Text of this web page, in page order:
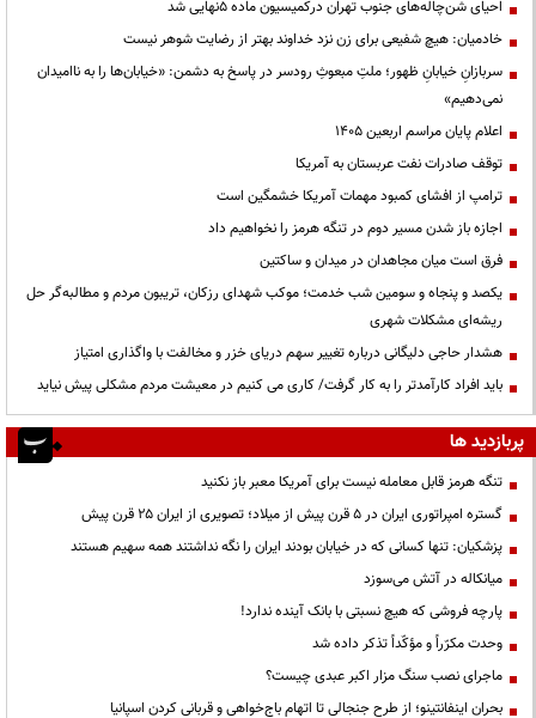
احیای شن‌چاله‌های جنوب تهران درکمیسیون ماده ۵نهایی شد
خادمیان: هیچ شفیعی برای زن نزد خداوند بهتر از رضایت شوهر نیست
سربازانِ خیابانِ ظهور؛ ملتِ مبعوثِ رودسر در پاسخ به دشمن: «خیابان‌ها را به ناامیدان
نمی‌دهیم»
اعلام پایان مراسم اربعین ۱۴۰۵
توقف صادرات نفت عربستان به آمریکا
ترامپ از افشای کمبود مهمات آمریکا خشمگین است
اجازه باز شدن مسیر دوم در تنگه هرمز را نخواهیم داد
فرق است میان مجاهدان در میدان و ساکتین
یکصد و پنجاه و سومین شب خدمت؛ موکب شهدای رزکان، تریبون مردم و مطالبه‌گر حل
ریشه‌ای مشکلات شهری
هشدار حاجی دلیگانی درباره تغییر سهم دریای خزر و مخالفت با واگذاری امتیاز
باید افراد کارآمدتر را به کار گرفت/ کاری می کنیم در معیشت مردم مشکلی پیش نیاید
پربازدید ها
تنگه هرمز قابل معامله نیست برای آمریکا معبر باز نکنید
گستره امپراتوری ایران در ۵ قرن پیش از میلاد؛ تصویری از ایران ۲۵ قرن پیش
پزشکیان: تنها کسانی که در خیابان بودند ایران را نگه نداشتند همه سهیم هستند
میانکاله در آتش می‌سوزد
پارچه فروشی که هیچ نسبتی با بانک آینده ندارد!
وحدت مکرّراً و مؤکّداً تذکر داده شد
ماجرای نصب سنگ مزار اکبر عبدی چیست؟
بحران اینفانتینو؛ از طرح جنجالی تا اتهام باج‌خواهی و قربانی کردن اسپانیا